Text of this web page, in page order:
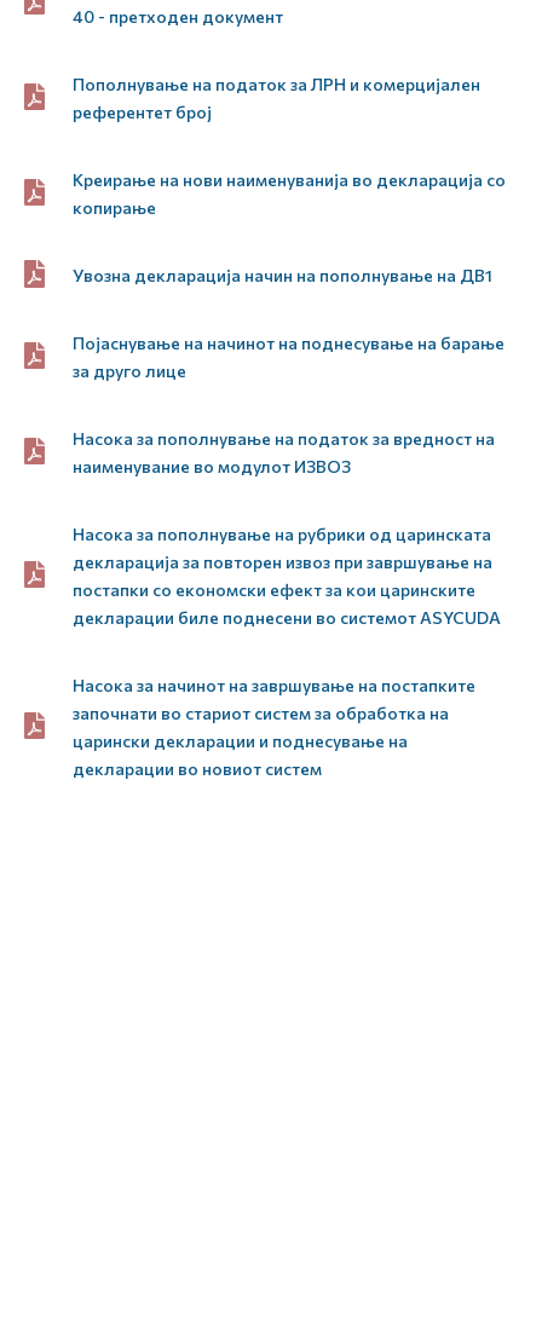
40 - претходен документ
Пополнување на податок за ЛРН и комерцијален
референтет број
Креирање на нови наименуванија во декларација со
копирање
Увозна декларација начин на пополнување на ДВ1
Појаснување на начинот на поднесување на барање
за друго лице
Насока за пополнување на податок за вредност на
наименувание во модулот ИЗВОЗ
Насока за пополнување на рубрики од царинската
декларација за повторен извоз при завршување на
постапки со економски ефект за кои царинските
декларации биле поднесени во системот ASYCUDA
Насока за начинот на завршување на постапките
започнати во стариот систем за обработка на
царински декларации и поднесување на
декларации во новиот систем